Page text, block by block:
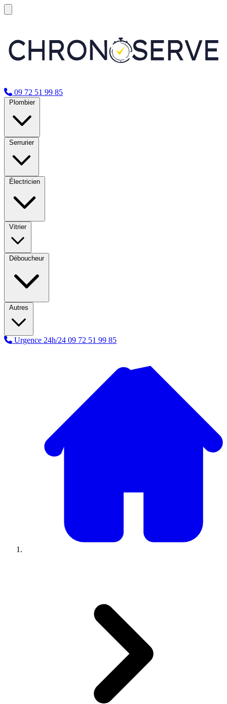
09 72 51 99 85
Plombier
Serrurier
Électricien
Vitrier
Déboucheur
Autres
Urgence 24h/24 09 72 51 99 85